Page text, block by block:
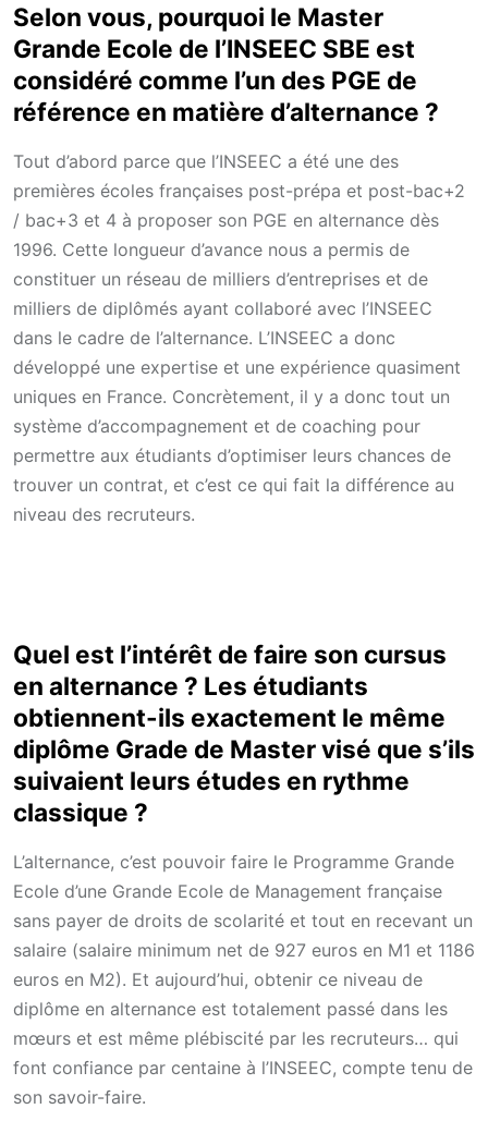
Selon vous, pourquoi le Master
Grande Ecole de l’INSEEC SBE est
considéré comme l’un des PGE de
référence en matière d’alternance ?
Tout d’abord parce que l’INSEEC a été une des
premières écoles françaises post-prépa et post-bac+2
/ bac+3 et 4 à proposer son PGE en alternance dès
1996. Cette longueur d’avance nous a permis de
constituer un réseau de milliers d’entreprises et de
milliers de diplômés ayant collaboré avec l’INSEEC
dans le cadre de l’alternance. L’INSEEC a donc
développé une expertise et une expérience quasiment
uniques en France. Concrètement, il y a donc tout un
système d’accompagnement et de coaching pour
permettre aux étudiants d’optimiser leurs chances de
trouver un contrat, et c’est ce qui fait la différence au
niveau des recruteurs.
Quel est l’intérêt de faire son cursus
en alternance ? Les étudiants
obtiennent-ils exactement le même
diplôme Grade de Master visé que s’ils
suivaient leurs études en rythme
classique ?
L’alternance, c’est pouvoir faire le Programme Grande
Ecole d’une Grande Ecole de Management française
sans payer de droits de scolarité et tout en recevant un
salaire (salaire minimum net de 927 euros en M1 et 1186
euros en M2). Et aujourd’hui, obtenir ce niveau de
diplôme en alternance est totalement passé dans les
mœurs et est même plébiscité par les recruteurs… qui
font confiance par centaine à l’INSEEC, compte tenu de
son savoir-faire.